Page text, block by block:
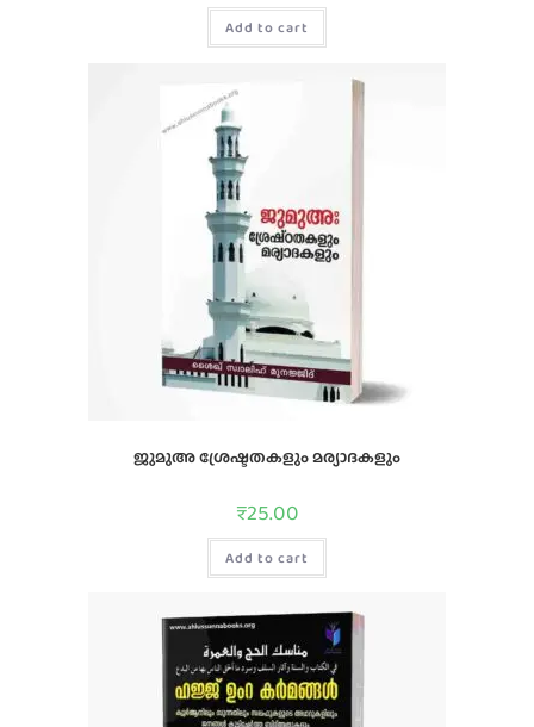
Add to cart
ജുമുഅ ശ്രേഷ്ടതകളും മര്യാദകളും
₹25.00
Add to cart